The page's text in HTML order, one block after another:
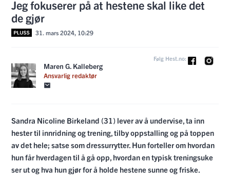
Jeg fokuserer på at hestene skal like det
de gjør
31. mars 2024, 10:29
Maren G. Kalleberg
Ansvarlig redaktør
Følg Hest.no:
Sandra Nicoline Birkeland (31) lever av å undervise, ta inn
hester til innridning og trening, tilby oppstalling og på toppen
av det hele; satse som dressurrytter. Hun forteller om hvordan
hun får hverdagen til å gå opp, hvordan en typisk treningsuke
ser ut og hva hun gjør for å holde hestene sunne og friske.